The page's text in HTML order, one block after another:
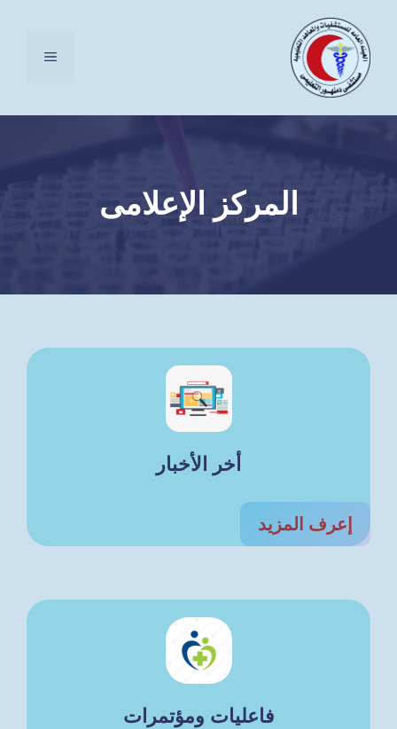
المحتوى
القائمة
المركز الإعلامى
أخر الأخبار
إعرف المزيد
فاعليات ومؤتمرات